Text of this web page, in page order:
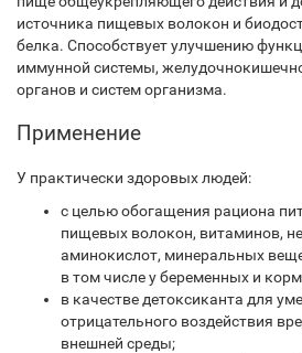
источника пищевых волокон и
белка. Способствует улучшению
иммунной системы,
органов и систем организма.
Применение
У практически здоровых людей:
с целью обогащения рациона
пищевых волокон, витаминов,
аминокислот, минеральных
в том числе у беременных и
в качестве детоксиканта для
отрицательного воздействия
внешней среды;